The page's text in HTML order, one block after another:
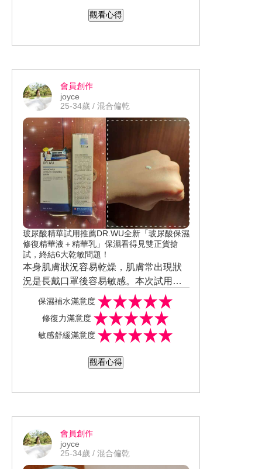
細紋改善效果還是追不上歲月不饒人的
爽不黏膩、好吸收外，有其他加強和底
底妝保濕力、上妝更服貼。尚可回購和
推薦給親友。 Lancôme ibeautyreport 美
周報 #美周報 #試用大隊 #抗老精華液評
價 #小黑瓶 #小黑瓶評價 #最強抗老精華
觀看心得
會員創作
joyce
25-34歲 / 混合偏乾
玻尿酸精華試用推薦DR.WU全新「玻尿酸保濕
修復精華液＋精華乳」保濕看得見雙正貨搶
試，終結6大乾敏問題！
本身肌膚狀況容易乾燥，肌膚常出現狀
況是長戴口罩後容易敏感。本次試用商
品質地感受對我來說喜愛，膚觸感受抹
勻臉後觸感喜歡。精華液於化妝水後使
用，在夏天疊擦仍清爽不顯厚重，早晚
皆可無負擔的使用。個人偏愛睡前最後
更加顯著。只要吸取適量於手心，輕柔
高效保養極速吸收，不黏膩，也沒有因
肌膚更水更發光，還是妝前打底，持久
保濕不脫妝，都可以一罐解決。舒緩效
果感受不錯，塗抹後，乾燥舒緩效果快
保濕補水滿意度
修復力滿意度
敏感舒緩滿意度
觀看心得
會員創作
joyce
25-34歲 / 混合偏乾